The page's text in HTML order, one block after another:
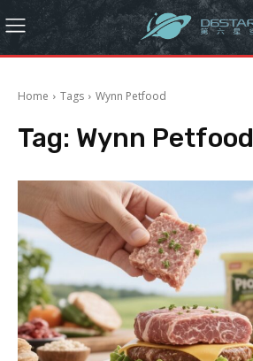
Home Tags Wynn Petfood
Tag: Wynn Petfood